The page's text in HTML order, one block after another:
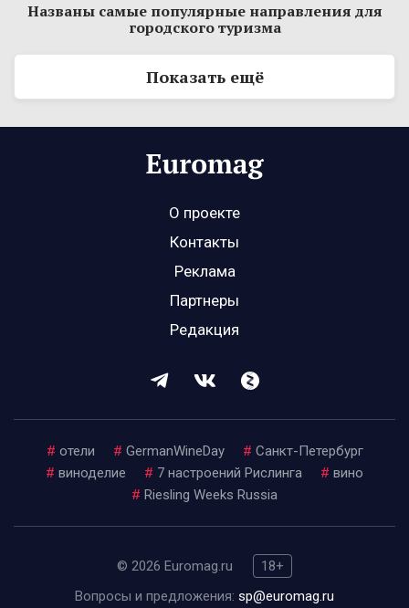
Названы самые популярные направления для
городского туризма
Показать ещё
О проекте
Контакты
Реклама
Партнеры
Редакция
# отели # GermanWineDay # Санкт-Петербург
# виноделие # 7 настроений Рислинга # вино
# Riesling Weeks Russia
© 2026 Euromag.ru
18+
Вопросы и предложения: sp@euromag.ru